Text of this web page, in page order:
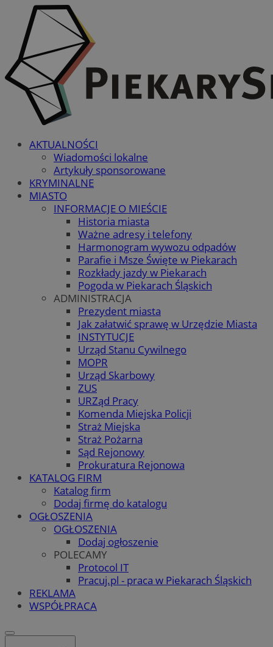
AKTUALNOŚCI
Wiadomości lokalne
Artykuły sponsorowane
KRYMINALNE
MIASTO
INFORMACJE O MIEŚCIE
Historia miasta
Ważne adresy i telefony
Harmonogram wywozu odpadów
Parafie i Msze Święte w Piekarach
Rozkłady jazdy w Piekarach
Pogoda w Piekarach Śląskich
ADMINISTRACJA
Prezydent miasta
Jak załatwić sprawę w Urzędzie Miasta
INSTYTUCJE
Urząd Stanu Cywilnego
MOPR
Urząd Skarbowy
ZUS
URZąd Pracy
Komenda Miejska Policji
Straż Miejska
Straż Pożarna
Sąd Rejonowy
Prokuratura Rejonowa
KATALOG FIRM
Katalog firm
Dodaj firmę do katalogu
OGŁOSZENIA
OGŁOSZENIA
Dodaj ogłoszenie
POLECAMY
Protocol IT
Pracuj.pl - praca w Piekarach Śląskich
REKLAMA
WSPÓŁPRACA